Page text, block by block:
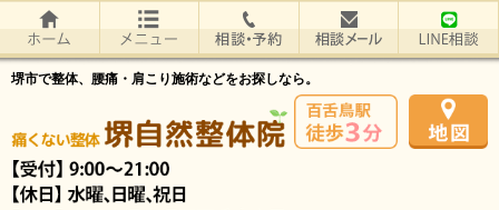
堺市で整体、腰痛・肩こり施術などをお探しなら。